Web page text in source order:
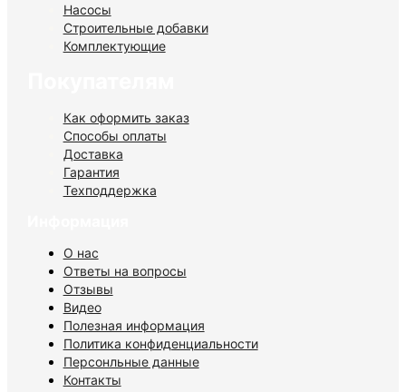
Насосы
Строительные добавки
Комплектующие
Как оформить заказ
Способы оплаты
Доставка
Гарантия
Техподдержка
О нас
Ответы на вопросы
Отзывы
Видео
Полезная информация
Политика конфиденциальности
Персонльные данные
Контакты